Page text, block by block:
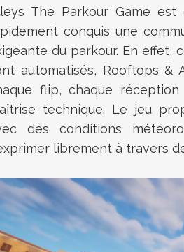
The Parkour Game
conquis une
du parkour. En effet,
automatisés, Rooftops &
flip, chaque
technique. Le jeu
des conditions
librement à travers